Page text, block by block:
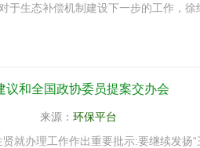
于生态补偿机制建设下一步的工作，
议和全国政协委员提案交办会
来源： 环保平台
就办理工作作出重要批示:要继续发扬